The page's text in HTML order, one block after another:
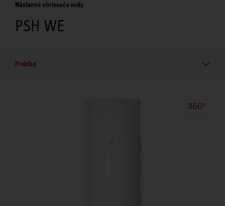
Nástenné ohrievače vody
PSH WE
Prehľad
360°